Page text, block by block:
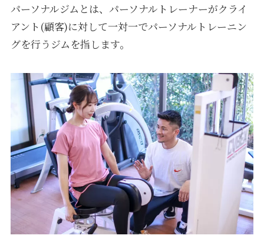
パーソナルジムとは、パーソナルトレーナーがクライ
アント(顧客)に対して一対一でパーソナルトレーニン
グを行うジムを指します。